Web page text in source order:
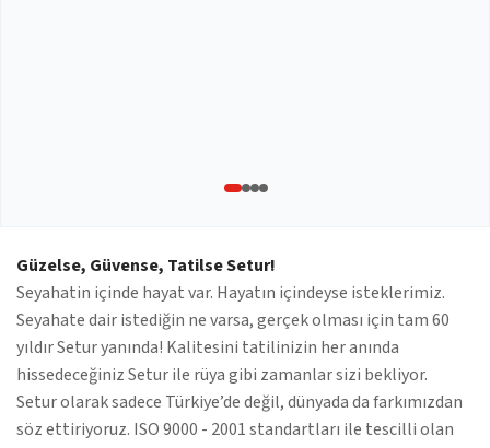
Güzelse, Güvense, Tatilse Setur!
Seyahatin içinde hayat var. Hayatın içindeyse isteklerimiz.
Seyahate dair istediğin ne varsa, gerçek olması için tam 60
yıldır Setur yanında! Kalitesini tatilinizin her anında
hissedeceğiniz Setur ile rüya gibi zamanlar sizi bekliyor.
Setur olarak sadece Türkiye’de değil, dünyada da farkımızdan
söz ettiriyoruz. ISO 9000 - 2001 standartları ile tescilli olan